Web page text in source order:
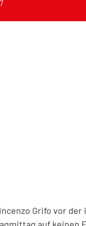
Grifo vor der